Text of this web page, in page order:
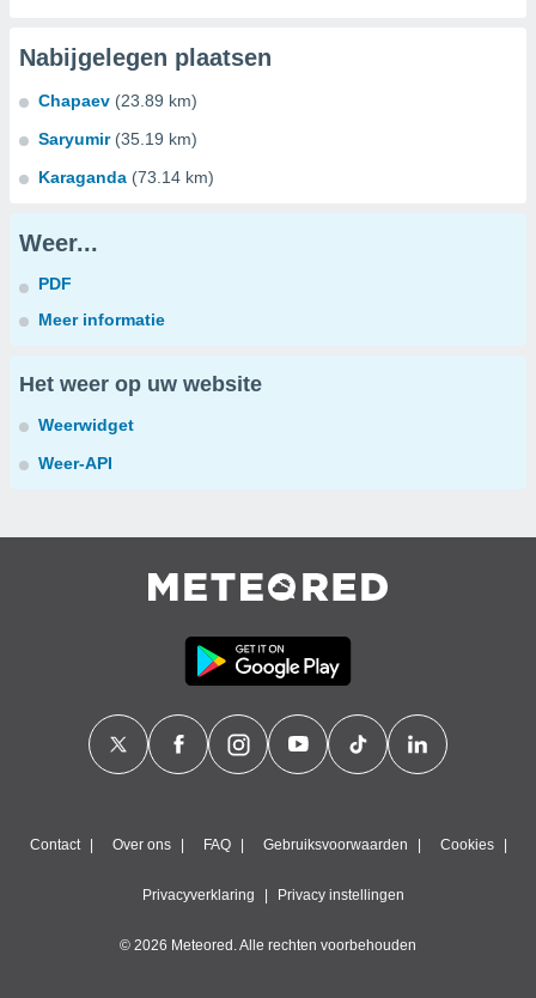
Nabijgelegen plaatsen
Chapaev (23.89 km)
Saryumir (35.19 km)
Karaganda (73.14 km)
Weer...
PDF
Meer informatie
Het weer op uw website
Weerwidget
Weer-API
Contact Over ons FAQ Gebruiksvoorwaarden Cookies
Privacyverklaring Privacy instellingen
© 2026 Meteored. Alle rechten voorbehouden